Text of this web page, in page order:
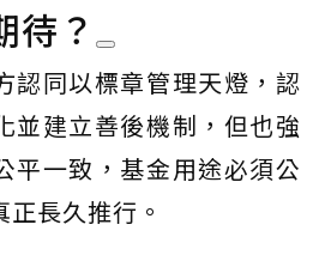
待？
認同以標章管理天燈，認
並建立善後機制，但也強
平一致，基金用途必須公
長久推行。